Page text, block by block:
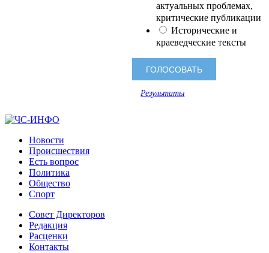
актуальных проблемах,
критические публикации
Исторические и
краеведческие тексты
Результаты
Новости
Происшествия
Есть вопрос
Политика
Общество
Спорт
Совет Директоров
Редакция
Расценки
Контакты